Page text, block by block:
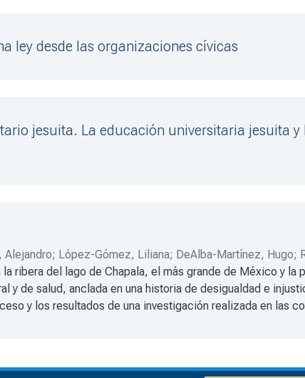
ley desde las organizaciones cívicas
jesuita. La educación universitaria jesuita
Alejandro; López-Gómez, Liliana; DeAlba-Martínez, Hugo;
Ascanio, Ana S.;Larrosa-Fuentes, Juan;Reyes-
;Herrera-Lima, Susana
ribera del lago de Chapala, el más grande de México y la
y de salud, anclada en una historia de desigualdad e
y los resultados de una investigación realizada en las
son objeto sus pobladores a fin de facilitar la
civil aliadas y de los habitantes de las comunidades,